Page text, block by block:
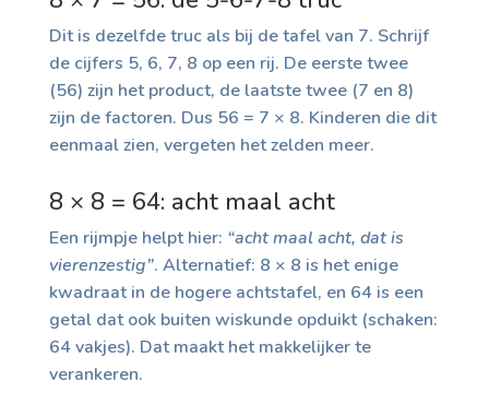
Dit is dezelfde truc als bij de tafel van 7. Schrijf
de cijfers 5, 6, 7, 8 op een rij. De eerste twee
(56) zijn het product, de laatste twee (7 en 8)
zijn de factoren. Dus 56 = 7 × 8. Kinderen die dit
eenmaal zien, vergeten het zelden meer.
8 × 8 = 64: acht maal acht
Een rijmpje helpt hier: “acht maal acht, dat is
vierenzestig”. Alternatief: 8 × 8 is het enige
kwadraat in de hogere achtstafel, en 64 is een
getal dat ook buiten wiskunde opduikt (schaken:
64 vakjes). Dat maakt het makkelijker te
verankeren.